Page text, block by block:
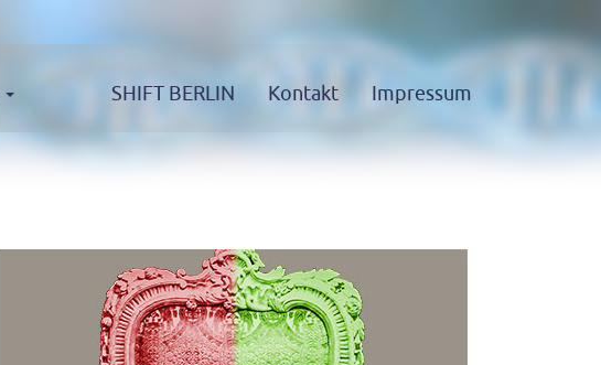
SHIFT BERLIN Kontakt Impressum